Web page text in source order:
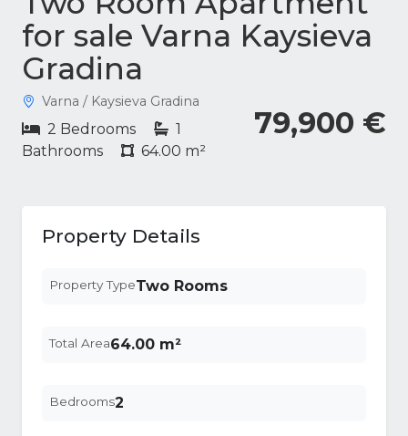
for sale Varna Kaysieva
Gradina
79,900 €
Varna / Kaysieva Gradina
2 Bedrooms
1
Bathrooms
64.00 m²
Property Details
Property TypeTwo Rooms
Total Area64.00 m²
Bedrooms2